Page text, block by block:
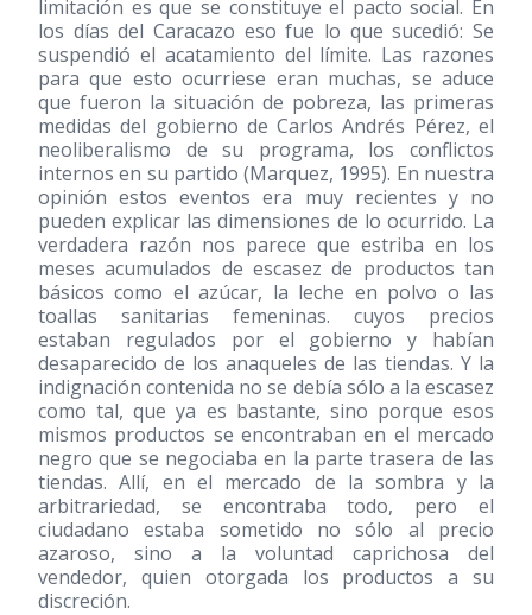
limitación es que se constituye el pacto social. En
los días del Caracazo eso fue lo que sucedió: Se
suspendió el acatamiento del límite. Las razones
para que esto ocurriese eran muchas, se aduce
que fueron la situación de pobreza, las primeras
medidas del gobierno de Carlos Andrés Pérez, el
neoliberalismo de su programa, los conflictos
internos en su partido (Marquez, 1995). En nuestra
opinión estos eventos era muy recientes y no
pueden explicar las dimensiones de lo ocurrido. La
verdadera razón nos parece que estriba en los
meses acumulados de escasez de productos tan
básicos como el azúcar, la leche en polvo o las
toallas sanitarias femeninas. cuyos precios
estaban regulados por el gobierno y habían
desaparecido de los anaqueles de las tiendas. Y la
indignación contenida no se debía sólo a la escasez
como tal, que ya es bastante, sino porque esos
mismos productos se encontraban en el mercado
negro que se negociaba en la parte trasera de las
tiendas. Allí, en el mercado de la sombra y la
arbitrariedad, se encontraba todo, pero el
ciudadano estaba sometido no sólo al precio
azaroso, sino a la voluntad caprichosa del
vendedor, quien otorgada los productos a su
discreción.